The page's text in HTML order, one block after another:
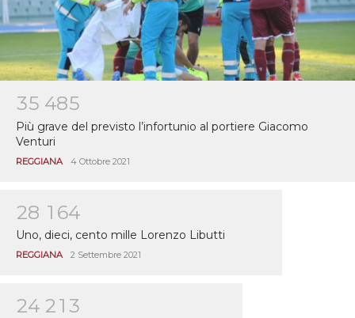
35 485
Più grave del previsto l’infortunio al portiere Giacomo
Venturi
REGGIANA 4 Ottobre 2021
28 1 64
Uno, dieci, cento mille Lorenzo Libutti
REGGIANA 2 Settembre 2021
24 21 3